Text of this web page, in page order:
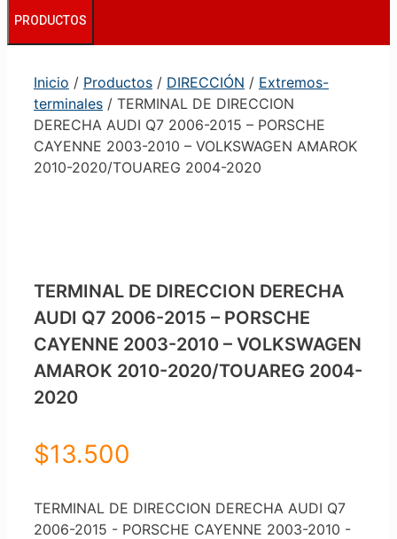
PRODUCTOS
Inicio / Productos / DIRECCIÓN / Extremos-
terminales / TERMINAL DE DIRECCION
DERECHA AUDI Q7 2006-2015 – PORSCHE
CAYENNE 2003-2010 – VOLKSWAGEN AMAROK
2010-2020/TOUAREG 2004-2020
TERMINAL DE DIRECCION DERECHA
AUDI Q7 2006-2015 – PORSCHE
CAYENNE 2003-2010 – VOLKSWAGEN
AMAROK 2010-2020/TOUAREG 2004-
2020
$13.500
TERMINAL DE DIRECCION DERECHA AUDI Q7
2006-2015 - PORSCHE CAYENNE 2003-2010 -